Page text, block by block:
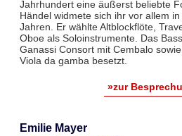
Jahrhundert eine äußerst beliebte
Händel widmete sich ihr vor allem
Jahren. Er wählte Altblockflöte,
Oboe als Soloinstrumente. Das
Ganassi Consort mit Cembalo
Viola da gamba besetzt.
»zur
Emilie Mayer